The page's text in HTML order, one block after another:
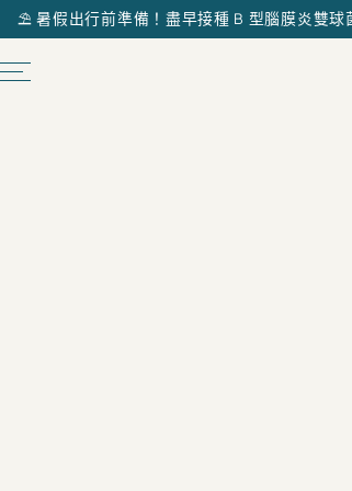
⛱️ 暑假出行前準備！盡早接種 B 型腦膜炎雙